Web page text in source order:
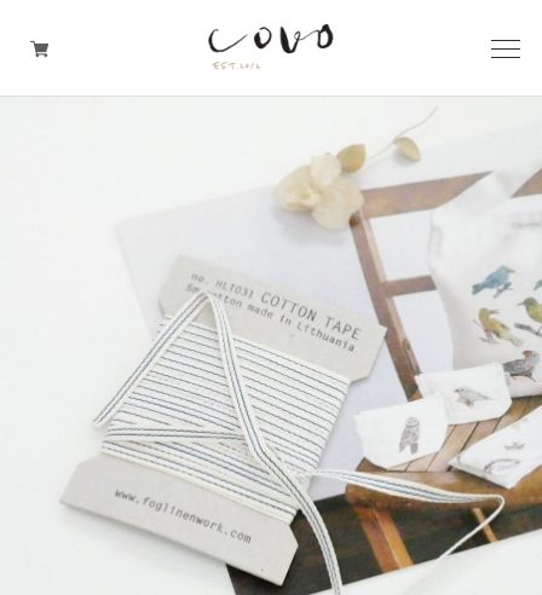
TRAVELER'S notebook
covo design
その他の暮らしの道具
ガレージセール